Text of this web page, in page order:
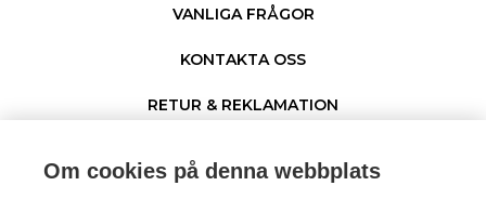
VANLIGA FRÅGOR
KONTAKTA OSS
RETUR & REKLAMATION
Om cookies på denna webbplats